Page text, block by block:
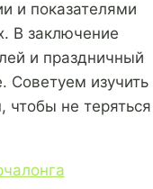
и показателями
В заключение
и праздничный
Советуем изучить
чтобы не теряться